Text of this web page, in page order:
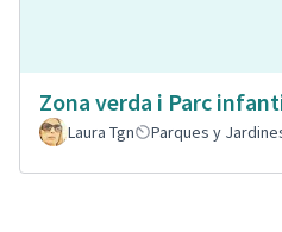
Zona verda i Parc
Laura Tgn
Parques y